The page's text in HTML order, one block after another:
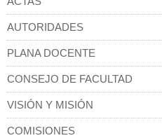
AUTORIDADES
PLANA DOCENTE
CONSEJO DE FACULTAD
VISIÓN Y MISIÓN
COMISIONES